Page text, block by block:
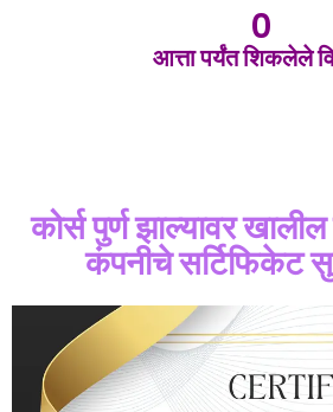
आत्ता पर्यंत शिकलेले
0
कोर्स पुर्ण झाल्यावर
कंपनीचे सर्टिफिकेट